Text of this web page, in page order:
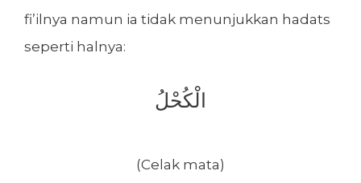
fi’ilnya namun ia tidak menunjukkan hadats
seperti halnya:
الْكُحْلُ
(Celak mata)